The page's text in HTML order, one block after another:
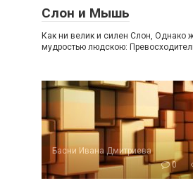
Слон и Мышь
Как ни велик и силен Слон, Однако
мудростью людскою:
Басни Ивана Дмитриева
0